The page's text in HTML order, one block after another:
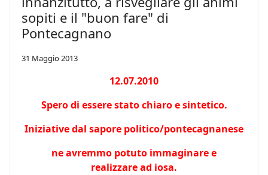
sopiti e il "buon fare" di
Pontecagnano
31 Maggio 2013
12.07.2010
Spero di essere stato chiaro e sintetico.
Iniziative dal sapore politico/pontecagnanese
ne avremmo potuto immaginare e
realizzare ad iosa.